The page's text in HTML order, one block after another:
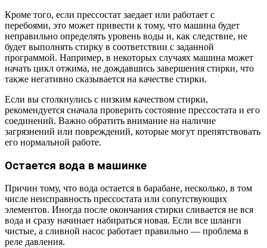
Кроме того, если прессостат заедает или работает с
перебоями, это может привести к тому, что машина будет
неправильно определять уровень воды и, как следствие, не
будет выполнять стирку в соответствии с заданной
программой. Например, в некоторых случаях машина может
начать цикл отжима, не дождавшись завершения стирки, что
также негативно сказывается на качестве стирки.
Если вы столкнулись с низким качеством стирки,
рекомендуется сначала проверить состояние прессостата и его
соединений. Важно обратить внимание на наличие
загрязнений или повреждений, которые могут препятствовать
его нормальной работе.
Остается вода в машинке
Причин тому, что вода остается в барабане, несколько, в том
числе неисправность прессостата или сопутствующих
элементов. Иногда после окончания стирки сливается не вся
вода и сразу начинает набираться новая. Если все шланги
чистые, а сливной насос работает правильно — проблема в
реле давления.